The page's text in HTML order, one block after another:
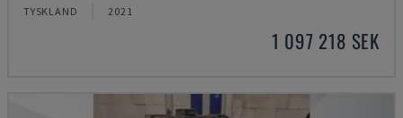
TYSKLAND 2021
1 097 218 SEK